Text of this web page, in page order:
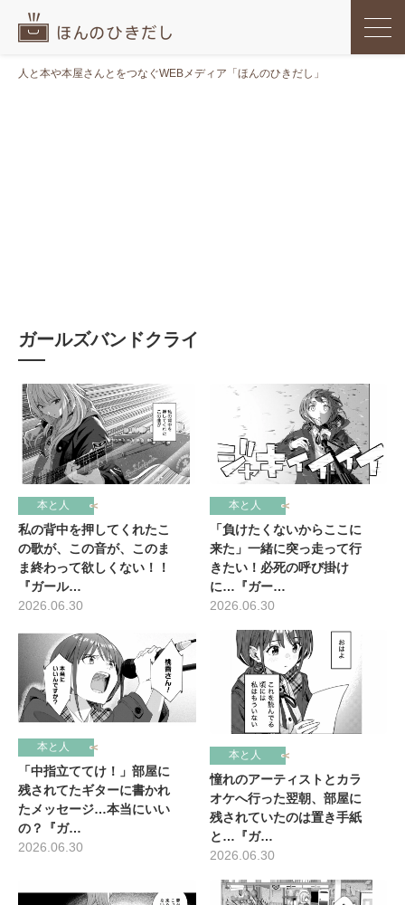
人と本や本屋さんとをつなぐWEBメディア「ほんのひきだし」
ガールズバンドクライ
本と人
私の背中を押してくれたこ
の歌が、この音が、このま
ま終わって欲しくない！！
『ガール…
2026.06.30
本と人
「負けたくないからここに
来た」一緒に突っ走って行
きたい！必死の呼び掛け
に…『ガー…
2026.06.30
本と人
「中指立ててけ！」部屋に
残されてたギターに書かれ
たメッセージ…本当にいい
の？『ガ…
2026.06.30
本と人
憧れのアーティストとカラ
オケへ行った翌朝、部屋に
残されていたのは置き手紙
と…『ガ…
2026.06.30